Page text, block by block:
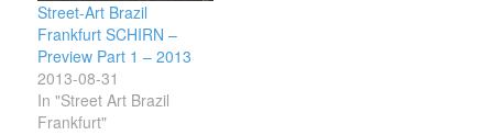
Street-Art Brazil
Frankfurt SCHIRN –
Preview Part 1 – 2013
2013-08-31
In "Street Art Brazil
Frankfurt"